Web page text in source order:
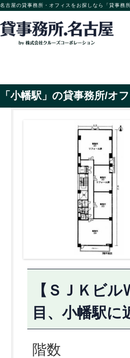
名古屋の貸事務所・オフィスをお探しなら「貸事務
「小幡駅」の貸事務所/オ
【ＳＪＫビ
目、小幡駅
階数